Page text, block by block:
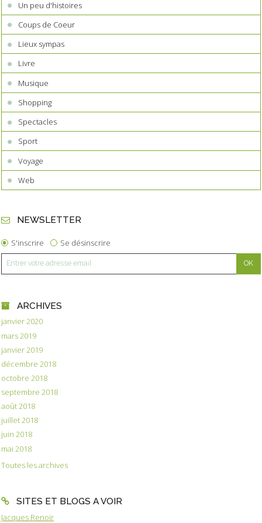
Un peu d'histoires
Coups de Coeur
Lieux sympas
Livre
Musique
Shopping
Spectacles
Sport
Voyage
Web
NEWSLETTER
S'inscrire Se désinscrire
ARCHIVES
janvier 2020
mars 2019
janvier 2019
décembre 2018
octobre 2018
septembre 2018
août 2018
juillet 2018
juin 2018
mai 2018
Toutes les archives
SITES ET BLOGS A VOIR
Jacques Renoir